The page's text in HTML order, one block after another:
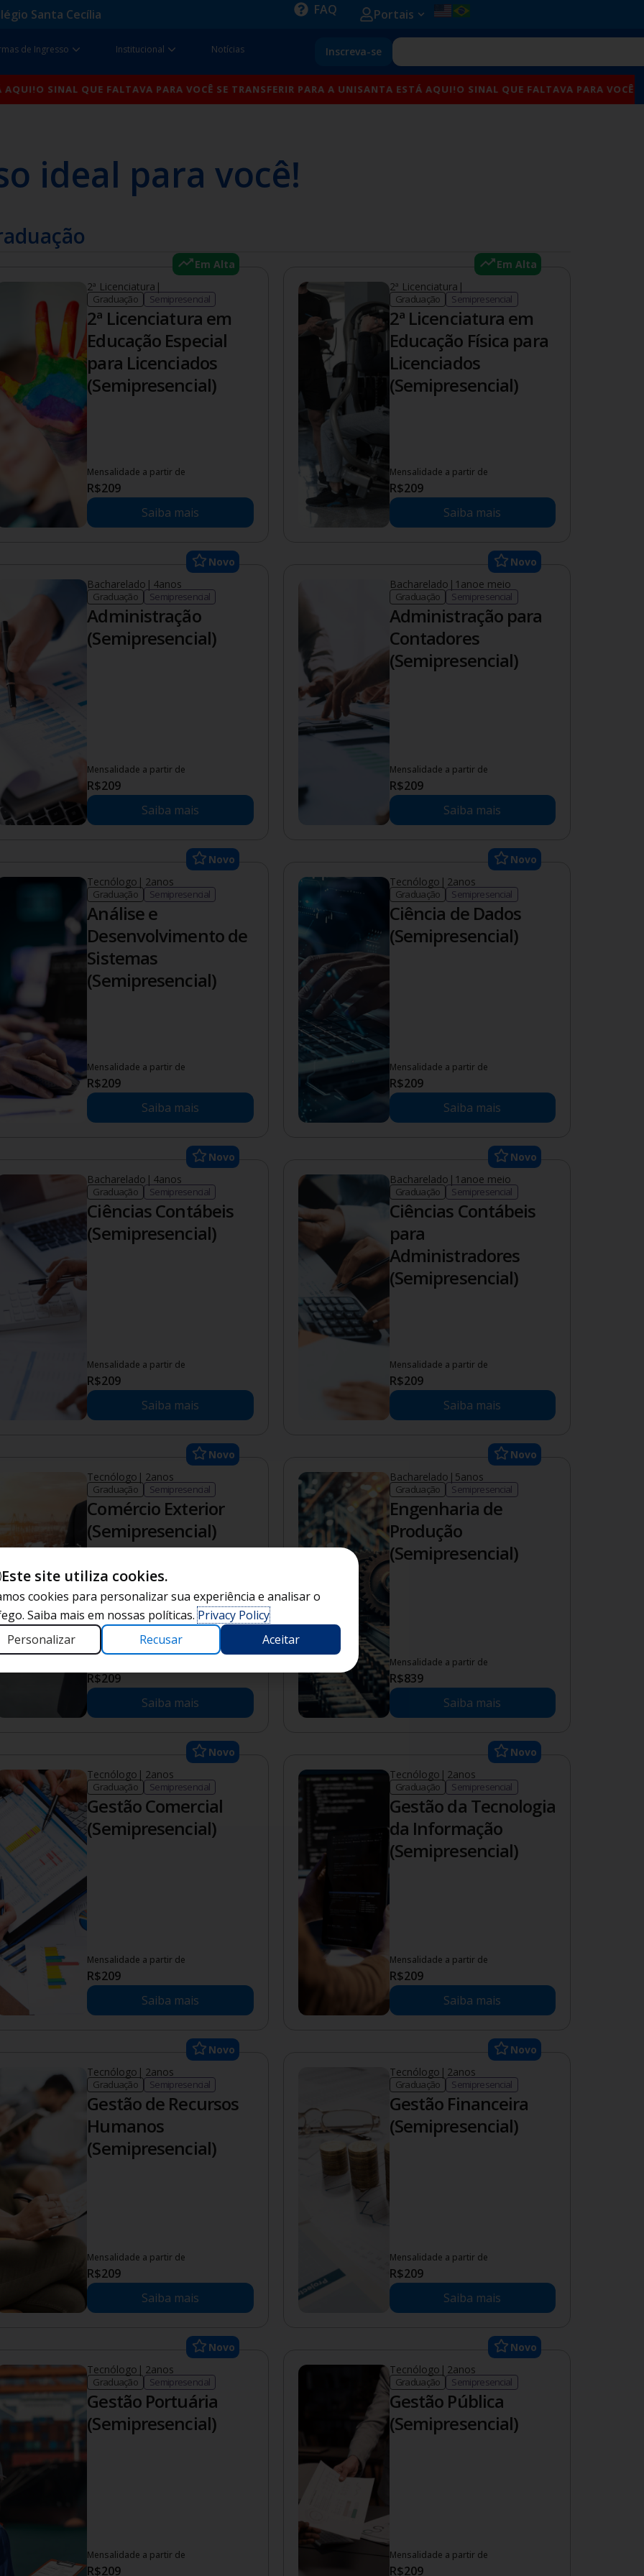
Santa Cecília FAQ Portais Open Portais
de Ingresso Open Formas de Ingresso
Institucional Open Institucional
Notícias Inscreva-se
Search
QUE FALTAVA PARA VOCÊ SE TRANSFERIR PARA A UNISANTA ESTÁ AQUI!O SINAL QUE FALTAVA PARA VOCÊ SE
ideal para você!
Em Alta
2ª Licenciatura |
Graduação Semipresencial
2ª Licenciatura em
Educação Especial
para Licenciados
(Semipresencial)
Mensalidade a partir de
R$209
Saiba mais
Em Alta
2ª Licenciatura |
Graduação Semipresencial
2ª Licenciatura em
Educação Física para
Licenciados
(Semipresencial)
Mensalidade a partir de
R$209
Saiba mais
Novo
Bacharelado | 4anos
Graduação Semipresencial
Administração
(Semipresencial)
Mensalidade a partir de
R$209
Saiba mais
Novo
Bacharelado | 1.5anoe meio
Graduação Semipresencial
Administração para
Contadores
(Semipresencial)
Mensalidade a partir de
R$209
Saiba mais
Novo
Tecnólogo | 2anos
Graduação Semipresencial
Análise e
Desenvolvimento de
Sistemas
(Semipresencial)
Mensalidade a partir de
R$209
Saiba mais
Novo
Tecnólogo | 2anos
Graduação Semipresencial
Ciência de Dados
(Semipresencial)
Mensalidade a partir de
R$209
Saiba mais
Novo
Bacharelado | 4anos
Graduação Semipresencial
Ciências Contábeis
(Semipresencial)
Mensalidade a partir de
R$209
Saiba mais
Novo
Bacharelado | 1.5anoe meio
Graduação Semipresencial
Ciências Contábeis
para
Administradores
(Semipresencial)
Mensalidade a partir de
R$209
Saiba mais
Novo
Tecnólogo | 2anos
Graduação Semipresencial
Comércio Exterior
(Semipresencial)
R$209
Saiba mais
Novo
Bacharelado | 5anos
Graduação Semipresencial
Engenharia de
Produção
(Semipresencial)
Mensalidade a partir de
R$839
Saiba mais
Novo
Tecnólogo | 2anos
Graduação Semipresencial
Gestão Comercial
(Semipresencial)
Mensalidade a partir de
R$209
Saiba mais
Novo
Tecnólogo | 2anos
Graduação Semipresencial
Gestão da Tecnologia
da Informação
(Semipresencial)
Mensalidade a partir de
R$209
Saiba mais
Novo
Tecnólogo | 2anos
Graduação Semipresencial
Gestão de Recursos
Humanos
(Semipresencial)
Mensalidade a partir de
R$209
Saiba mais
Novo
Tecnólogo | 2anos
Graduação Semipresencial
Gestão Financeira
(Semipresencial)
Mensalidade a partir de
R$209
Saiba mais
Novo
Tecnólogo | 2anos
Graduação Semipresencial
Gestão Portuária
(Semipresencial)
Mensalidade a partir de
R$209
Novo
Tecnólogo | 2anos
Graduação Semipresencial
Gestão Pública
(Semipresencial)
Mensalidade a partir de
R$209
Este site utiliza cookies.
cookies para personalizar sua experiência e analisar o
Saiba mais em nossas políticas.Privacy Policy
Personalizar
Recusar Aceitar